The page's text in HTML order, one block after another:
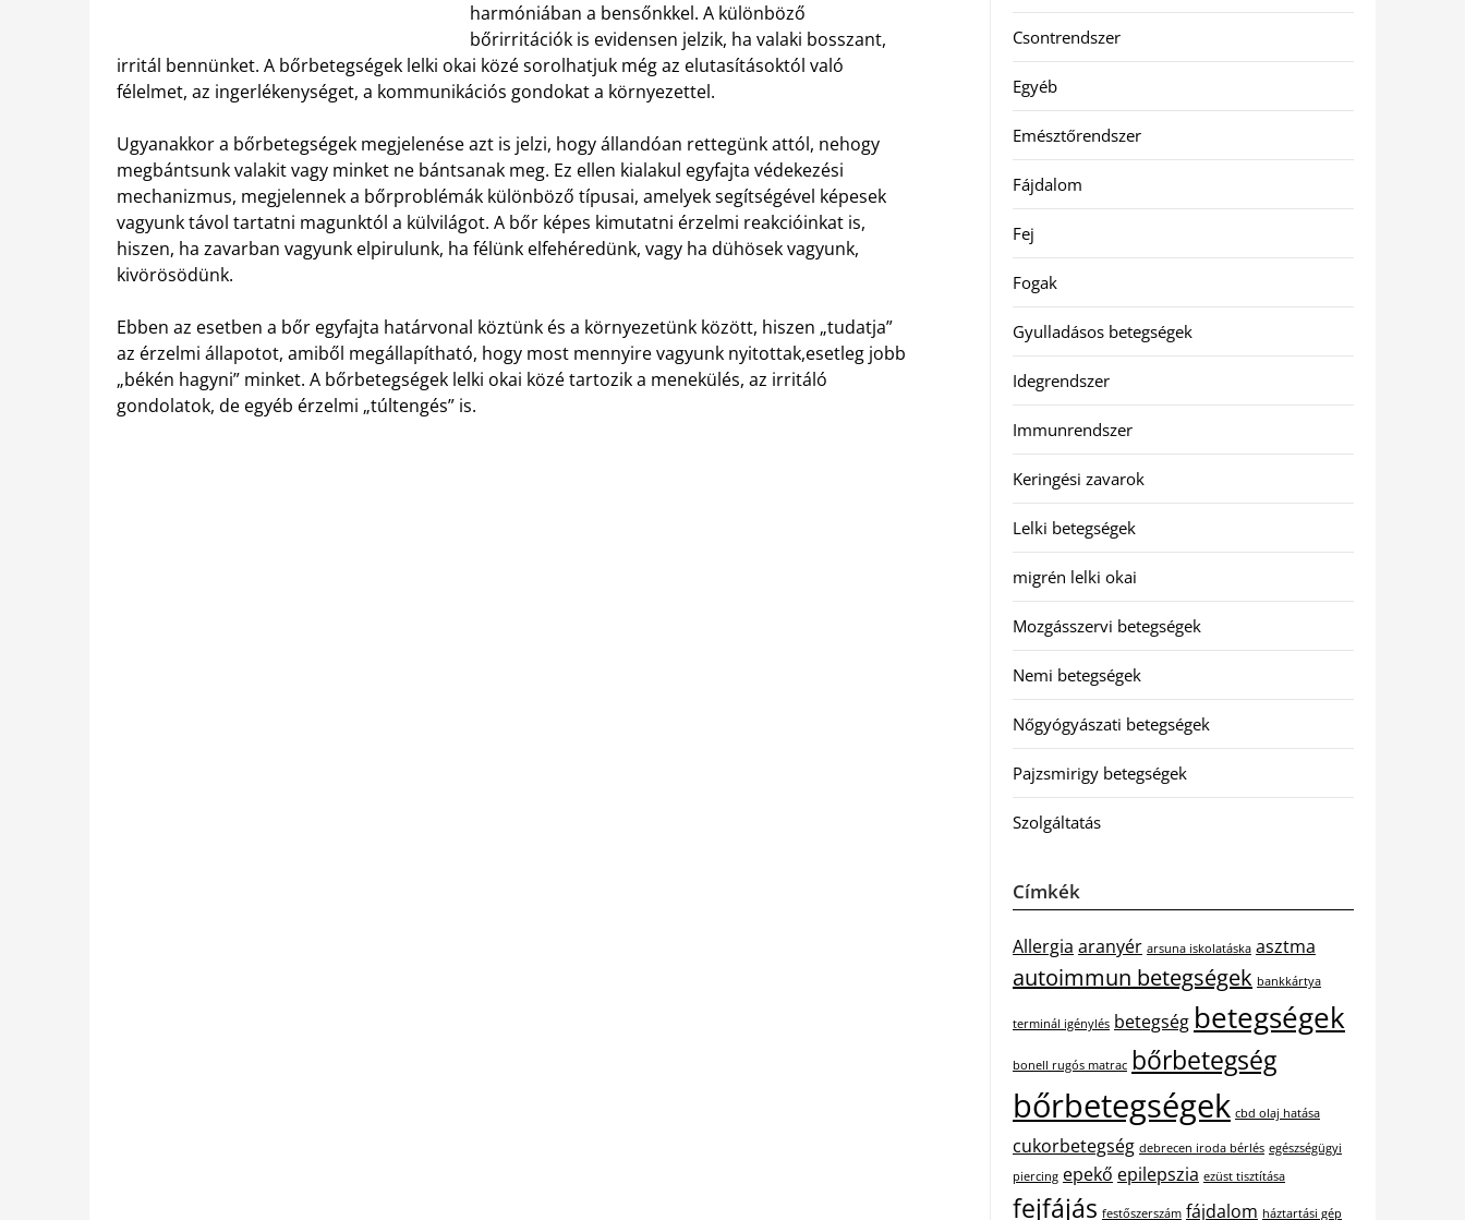
harmóniában a bensőnkkel. A különböző
bőrirritációk is evidensen jelzik, ha valaki bosszant,
irritál bennünket. A bőrbetegségek lelki okai közé sorolhatjuk még az elutasításoktól való
félelmet, az ingerlékenységet, a kommunikációs gondokat a környezettel.
Ugyanakkor a bőrbetegségek megjelenése azt is jelzi, hogy állandóan rettegünk attól, nehogy
megbántsunk valakit vagy minket ne bántsanak meg. Ez ellen kialakul egyfajta védekezési
mechanizmus, megjelennek a bőrproblémák különböző típusai, amelyek segítségével képesek
vagyunk távol tartatni magunktól a külvilágot. A bőr képes kimutatni érzelmi reakcióinkat is,
hiszen, ha zavarban vagyunk elpirulunk, ha félünk elfehéredünk, vagy ha dühösek vagyunk,
kivörösödünk.
Ebben az esetben a bőr egyfajta határvonal köztünk és a környezetünk között, hiszen „tudatja”
az érzelmi állapotot, amiből megállapítható, hogy most mennyire vagyunk nyitottak,esetleg jobb
„békén hagyni” minket. A bőrbetegségek lelki okai közé tartozik a menekülés, az irritáló
gondolatok, de egyéb érzelmi „túltengés” is.
Csontrendszer
Egyéb
Emésztőrendszer
Fájdalom
Fej
Fogak
Gyulladásos betegségek
Idegrendszer
Immunrendszer
Keringési zavarok
Lelki betegségek
migrén lelki okai
Mozgásszervi betegségek
Nemi betegségek
Nőgyógyászati betegségek
Pajzsmirigy betegségek
Szolgáltatás
Címkék
Allergia aranyér arsuna iskolatáska asztma
autoimmun betegségek bankkártya
terminál igénylés betegség betegségek
bonell rugós matrac bőrbetegség
bőrbetegségek cbd olaj hatása
cukorbetegség debrecen iroda bérlés egészségügyi
piercing epekő epilepszia ezüst tisztítása
fejfájás festőszerszám fájdalom háztartási gép